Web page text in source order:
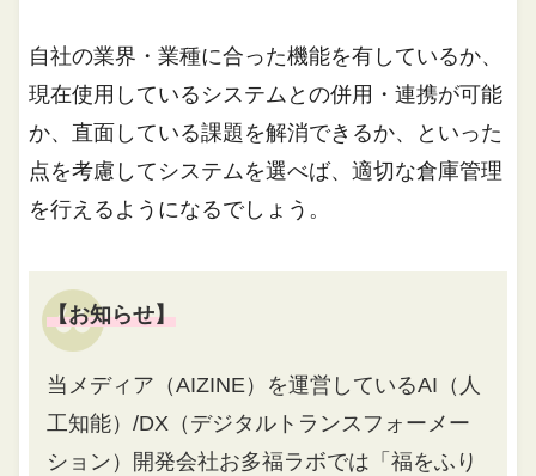
自社の業界・業種に合った機能を有しているか、
現在使用しているシステムとの併用・連携が可能
か、直面している課題を解消できるか、といった
点を考慮してシステムを選べば、適切な倉庫管理
を行えるようになるでしょう。
【お知らせ】
当メディア（AIZINE）を運営しているAI（人
工知能）/DX（デジタルトランスフォーメー
ション）開発会社お多福ラボでは「福をふり